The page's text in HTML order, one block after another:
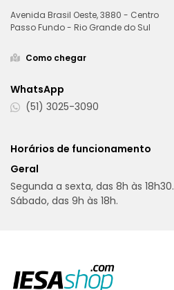
Avenida Brasil Oeste, 3880 - Centro
Passo Fundo - Rio Grande do Sul
Como chegar
WhatsApp
(51) 3025-3090
Horários de funcionamento
Geral
Segunda a sexta, das 8h às 18h30.
Sábado, das 9h às 18h.